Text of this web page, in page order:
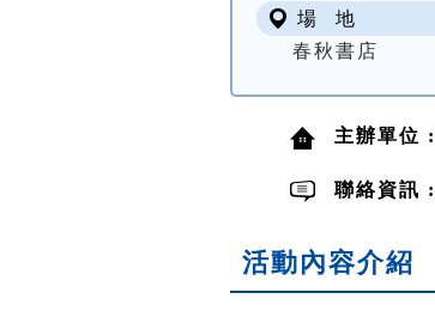
場 地
春秋書店
主辦單位 :
聯絡資訊 :
活動內容介紹